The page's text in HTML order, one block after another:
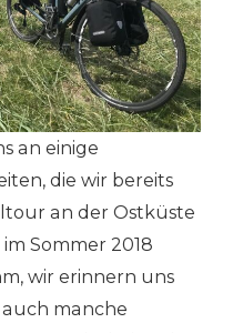
an einige
die wir bereits
an der Ostküste
Sommer 2018
wir erinnern uns
manche